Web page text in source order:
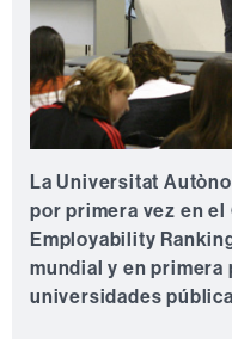
La Universitat
por primera vez en
Employability
mundial y en primera
universidades